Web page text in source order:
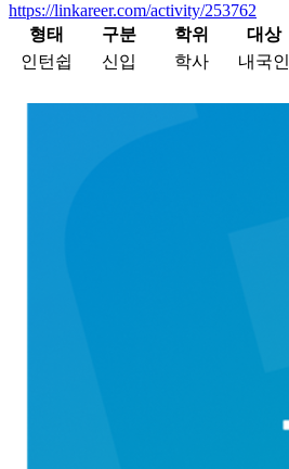
https://linkareer.com/activity/253762
형태
구분 학위 대상
인턴쉽
신입 학사 내국인